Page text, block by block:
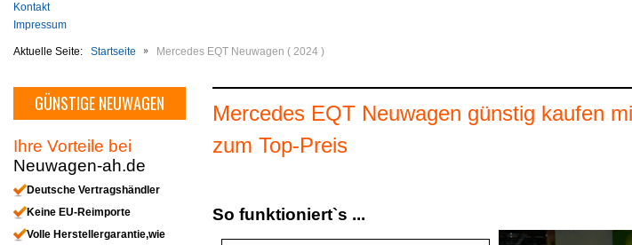
Kontakt
Impressum
Aktuelle Seite: Startseite Mercedes EQT Neuwagen ( 2024 )
Mercedes EQT Neuwagen günstig kaufen
zum Top-Preis
So funktioniert`s ...
GÜNSTIGE NEUWAGEN
Ihre Vorteile bei
Neuwagen-ah.de
Deutsche Vertragshändler
Keine EU-Reimporte
Volle Herstellergarantie,wie